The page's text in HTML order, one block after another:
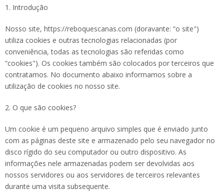
1. Introdução
Nosso site, https://reboquescanas.com (doravante: “o site")
utiliza cookies e outras tecnologias relacionadas (por
conveniência, todas as tecnologias são referidas como
“cookies"). Os cookies também são colocados por terceiros que
contratamos. No documento abaixo informamos sobre a
utilização de cookies no nosso site.
2. O que são cookies?
Um cookie é um pequeno arquivo simples que é enviado junto
com as páginas deste site e armazenado pelo seu navegador no
disco rígido do seu computador ou outro dispositivo. As
informações nele armazenadas podem ser devolvidas aos
nossos servidores ou aos servidores de terceiros relevantes
durante uma visita subsequente.